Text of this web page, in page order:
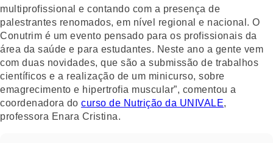
multiprofissional e contando com a presença de
palestrantes renomados, em nível regional e nacional. O
Conutrim é um evento pensado para os profissionais da
área da saúde e para estudantes. Neste ano a gente vem
com duas novidades, que são a submissão de trabalhos
científicos e a realização de um minicurso, sobre
emagrecimento e hipertrofia muscular”, comentou a
coordenadora do curso de Nutrição da UNIVALE,
professora Enara Cristina.